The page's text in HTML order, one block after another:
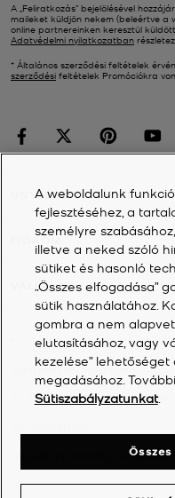
A „Feliratkozás” bejelölésével
maileket küldjön nekem (beleértve a
online partnereinken keresztül
Adatvédelmi nyilatkozatban
* Általános szerződési feltételek
szerződési feltételek Promóciókra
ÜGYFÉLSZOLGÁLAT
FIÓKOM
VÁLLALAT
2026Michael Kors
Adatvédelmi nyilatkozat
Általános szerződési feltételek
Akadálymentességi
A weboldalunk
fejlesztéséhez, a
személyre
illetve a neked szóló
sütiket és hasonló
„Összes elfogadása”
sütik használatához.
gombra a nem
elutasításához, vagy
kezelése”
megadásához.
Sütiszabályzatunkat.